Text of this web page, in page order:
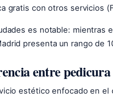
gratis con otros servicios
es notable: mientras
presenta un rango de
entre
estético enfocado en